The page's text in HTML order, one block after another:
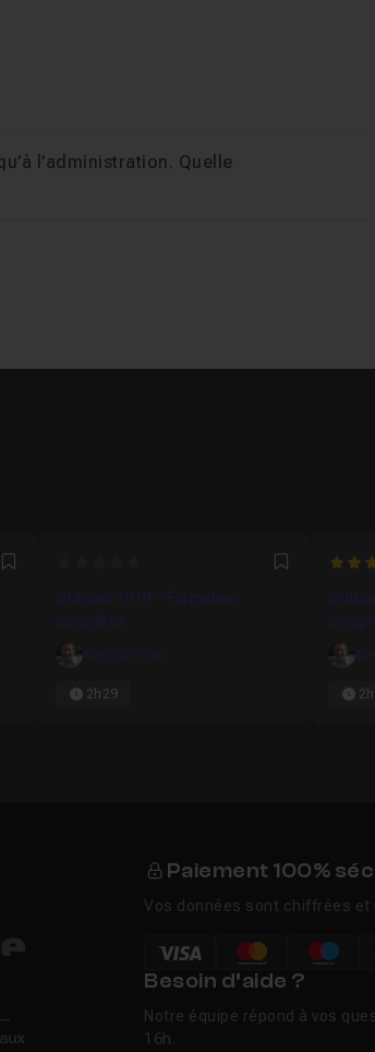
l'administration. Quelle
Favori Favori
Outlook 2019 - Formation
complète
Mediaforma
2h29
5
Paiement 100%
Vos données sont chiffrées
Besoin d’aide ?
Notre équipe répond à vos
16h.